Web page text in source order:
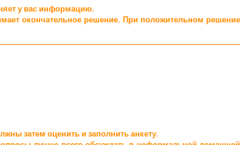
у вас информацию.
окончательное решение. При положительном решение
затем оценить и заполнить анкету.